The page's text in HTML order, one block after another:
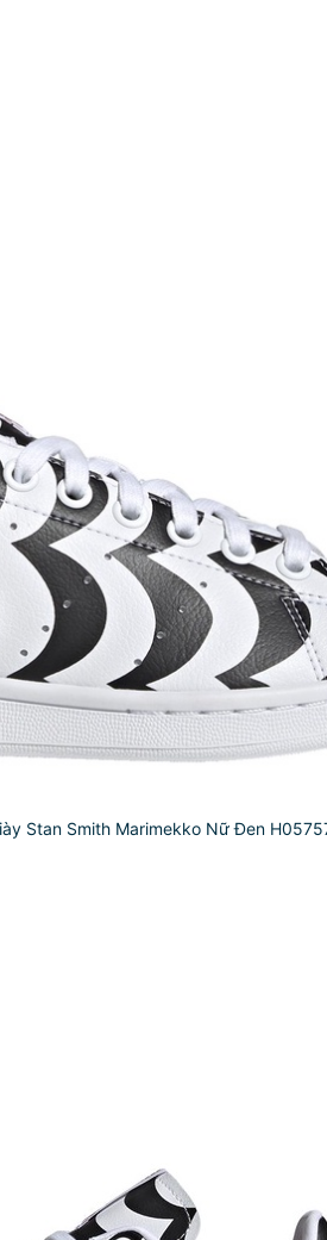
Stan Smith Marimekko Nữ Đen